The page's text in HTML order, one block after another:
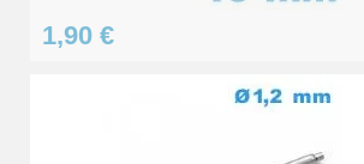
1,90 €